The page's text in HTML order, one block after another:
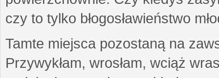
czy to tylko błogosławieństwo
Tamte miejsca pozostaną na
Przywykłam, wrosłam, wciąż